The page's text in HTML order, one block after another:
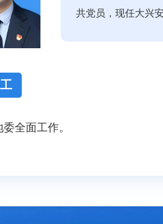
共党员，现任大兴
全面工作。